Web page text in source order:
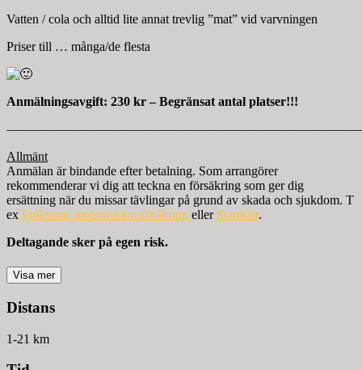
Vatten / cola och alltid lite annat trevlig ”mat” vid varvningen
Priser till … många/de flesta
Anmälningsavgift: 230 kr – Begränsat antal platser!!!
Allmänt
Anmälan är bindande efter betalning. Som arrangörer
rekommenderar vi dig att teckna en försäkring som ger dig
ersättning när du missar tävlingar på grund av skada och sjukdom. T
ex Folksams motionsloppsföräkring eller Startklar.
Deltagande sker på egen risk.
Visa mer
Distans
1-21 km